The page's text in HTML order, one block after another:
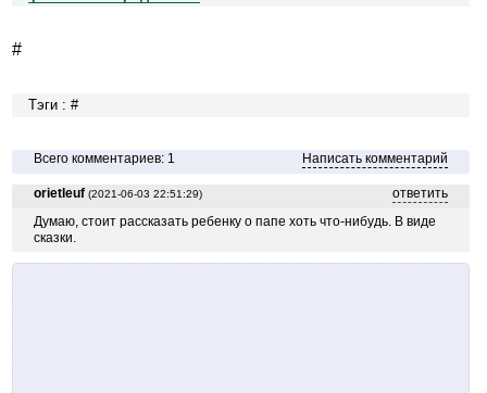
#
Тэги : #
Всего комментариев: 1 Написать комментарий
orietleuf (2021-06-03 22:51:29)
ответить
Думаю, стоит рассказать ребенку о папе хоть что-нибудь. В виде
сказки.